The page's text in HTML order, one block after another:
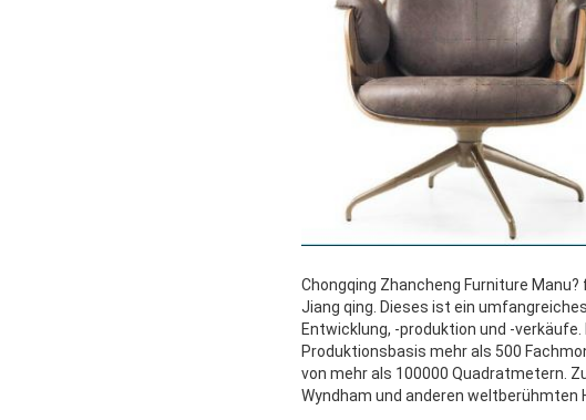
Chongqing Zhancheng Furniture
Jiang qing. Dieses ist ein
Entwicklung, -produktion und -
Produktionsbasis mehr als 500
von mehr als 100000 Quadratmetern.
Wyndham und anderen